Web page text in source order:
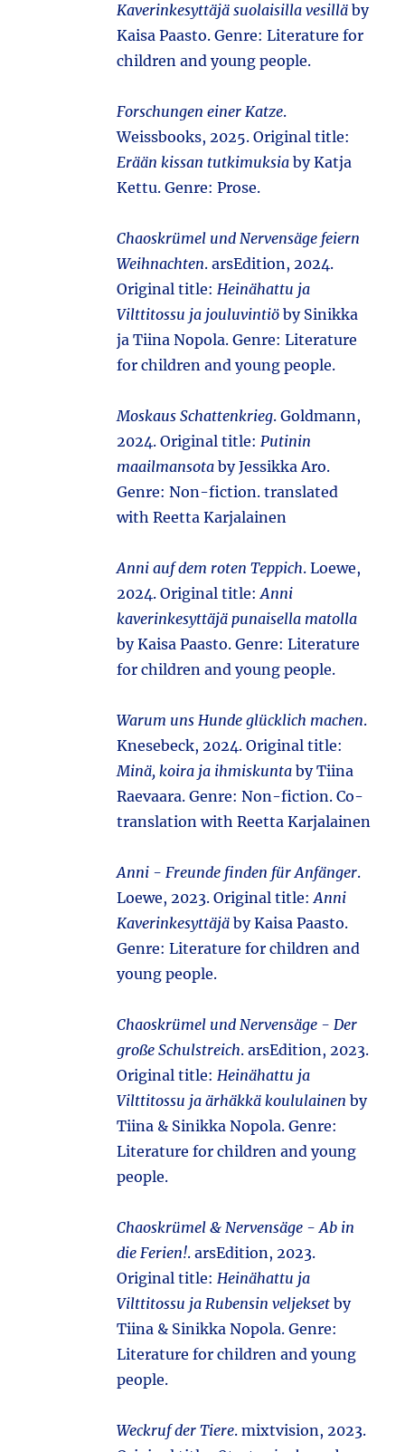
Kaverinkesyttäjä suolaisilla vesillä by
Kaisa Paasto. Genre: Literature for
children and young people.
Forschungen einer Katze.
Weissbooks, 2025. Original title:
Erään kissan tutkimuksia by Katja
Kettu. Genre: Prose.
Chaoskrümel und Nervensäge feiern
Weihnachten. arsEdition, 2024.
Original title:Heinähattu ja
Vilttitossu ja jouluvintiö by Sinikka
ja Tiina Nopola. Genre: Literature
for children and young people.
Moskaus Schattenkrieg. Goldmann,
2024. Original title:Putinin
maailmansota by Jessikka Aro.
Genre: Non-fiction. translated
with Reetta Karjalainen
Anni auf dem roten Teppich. Loewe,
2024. Original title:Anni
kaverinkesyttäjä punaisella matolla
by Kaisa Paasto. Genre: Literature
for children and young people.
Warum uns Hunde glücklich machen.
Knesebeck, 2024. Original title:
Minä, koira ja ihmiskunta by Tiina
Raevaara. Genre: Non-fiction. Co-
translation with Reetta Karjalainen
Anni - Freunde finden für Anfänger.
Loewe, 2023. Original title:Anni
Kaverinkesyttäjä by Kaisa Paasto.
Genre: Literature for children and
young people.
Chaoskrümel und Nervensäge - Der
große Schulstreich. arsEdition, 2023.
Original title:Heinähattu ja
Vilttitossu ja ärhäkkä koululainen by
Tiina & Sinikka Nopola. Genre:
Literature for children and young
people.
Chaoskrümel & Nervensäge - Ab in
die Ferien!. arsEdition, 2023.
Original title:Heinähattu ja
Vilttitossu ja Rubensin veljekset by
Tiina & Sinikka Nopola. Genre:
Literature for children and young
people.
Weckruf der Tiere. mixtvision, 2023.